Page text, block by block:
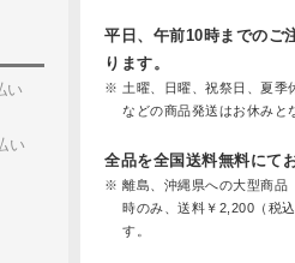
い
い
平日、午前10時までのご
ります。
土曜、日曜、祝祭日、夏季
などの商品発送はお休みと
全品を全国送料無料にて
離島、沖縄県への大型商品
時のみ、送料￥2,200（税
す。